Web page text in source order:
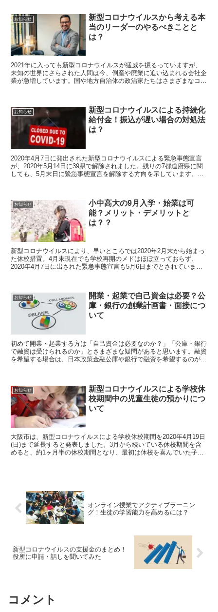
お知らせ
新型コロナウイルスから考える本
当のリーダーのやるべきことと
は？
2021年に入っても新型コロナウイルスが猛威を振るっていますが、
未知の世界にさらされた人間は今、倒産や廃業に追い込まれる会社企
業が急増しています。国や地方自治体の政治家たちはさまざまなコロ
ーのやるべきことについて考えてみましょう。
お知らせ
新型コロナウイルスによる持続化
給付金！振込が遅い場合の対処法
は？
2020年4月7日に発出された新型コロナウイルスによる緊急事態宣言
が、2020年5月14日に39県で解除されました。残りの7都道府県に関
しても、5月末日に緊急事態宣言を解除する方向を示しています。緊
もすぐに振り込まれるわけではありません。そこで今回は、持続化給
付金の振込が遅い場合の対処法についてご紹介します。
お知らせ
小中高大の9月入学・始業は可
能？メリット・デメリットと
は？？
新型コロナウイルスにより、早いところでは2020年2月末から始まっ
た休校措置。4月末現在でも学校再開のメドはほぼ立っておらず、
2020年4月7日に出された緊急事態宣言も5月6日までとされています
高大の9月入学・始業のメリット・デメリットについて考えていきま
しょう。
お知らせ
開業・起業で自己資金は必要？公
庫・銀行の創業計画書・面接につ
いて
初めて開業・起業する方は「自己資金は必要なのか？」「公庫・銀行
で融資は受けられるのか」とさまざまな疑問があると思います。融資
を希望する場合は、日本政策金融公庫や銀行で融資を希望するのが一
お知らせ
新型コロナウイルスによる学校休
校期間中の児童生徒の預かりにつ
いて
大阪市は、新型コロナウイルスによる学校休校期間を2020年4月19日
(日)まで延長すると発表しました。3月から続いている休校期間を含
めると、約1ヶ月半の休校期間となり、最初は休校を喜んでいた子ど
オンライン授業でアクティブラーニン
グ！生徒の学習能力を高めるには？
新型コロナウイルスの支援金のまとめ！
役所に申請・話しを聞いてみた
コメント